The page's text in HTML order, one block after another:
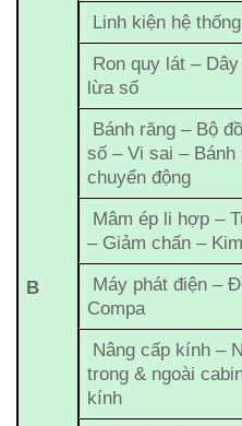
B
Linh kiện hệ
Ron quy lát –
lừa số
Bánh răng – Bộ
số – Vi sai – Bánh
chuyển động
Mâm ép li hợp –
– Giảm chấn –
Máy phát điện –
Compa
Nâng cấp kính –
trong & ngoài
kính